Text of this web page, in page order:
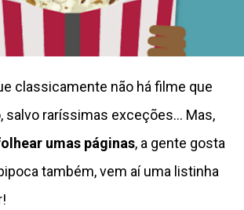
classicamente não há filme que
salvo raríssimas exceções… Mas,
umas páginas, a gente gosta
também, vem aí uma listinha